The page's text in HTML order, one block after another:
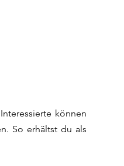
können
So erhältst du als